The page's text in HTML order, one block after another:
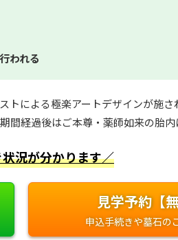
われる
による極楽アートデザインが施さ
経過後はご本尊・薬師如来の胎内
況が分かります／
見学予約【無